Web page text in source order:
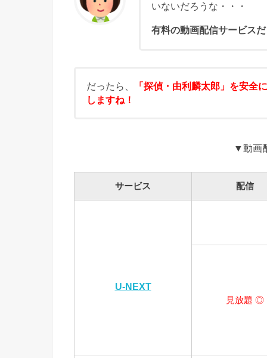
いないだろうな・・・
有料の動画配信サービスだ
だったら、
「探偵・由利麟太郎」を安全
しますね！
▼動画
サービス 配信
U-NEXT
見放題 ◎